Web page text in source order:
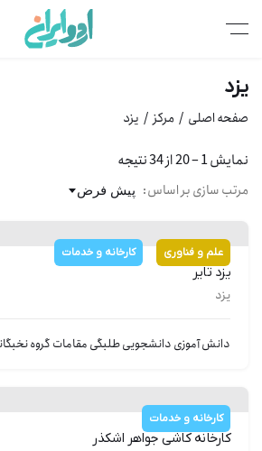
یزد
صفحه اصلی مرکز یزد
نمایش1
–
20از 34 نتیجه
مرتب سازی بر اساس: پیش فرض
علم و فناوری کارخانه و خدمات
یزد تایر
یزد
دانش آموزیدانشجوییطلبگیمقاماتگروه
کارخانه و خدمات
کارخانه کاشی جواهر اشکذر